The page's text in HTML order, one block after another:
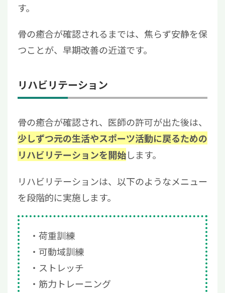
す。
骨の癒合が確認されるまでは、焦らず安静を保
つことが、早期改善の近道です。
リハビリテーション
骨の癒合が確認され、医師の許可が出た後は、
少しずつ元の生活やスポーツ活動に戻るための
リハビリテーションを開始します。
リハビリテーションは、以下のようなメニュー
を段階的に実施します。
荷重訓練
可動域訓練
ストレッチ
筋力トレーニング